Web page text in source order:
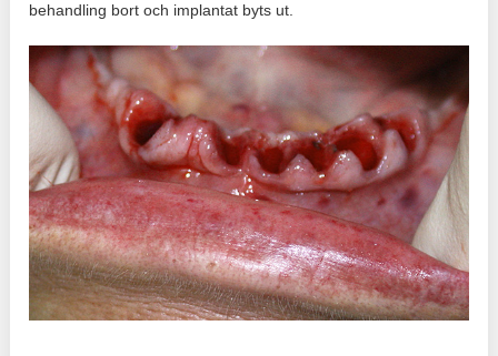
behandling bort och implantat byts ut.